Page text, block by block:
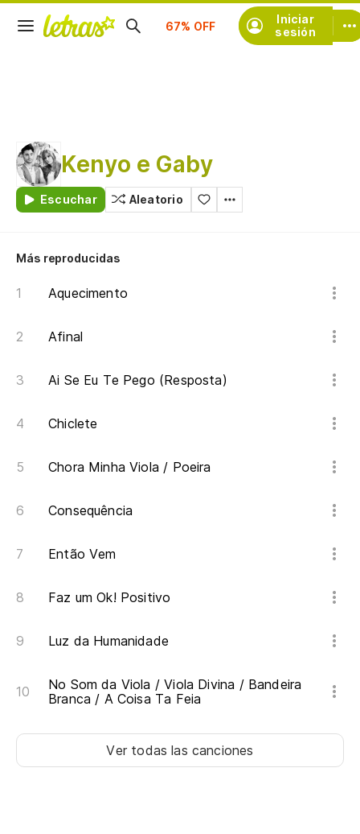
Iniciar
sesión
Suscríbete
Kenyo e Gaby
Escuchar Aleatorio
Más reproducidas
Aquecimento
Afinal
Ai Se Eu Te Pego (Resposta)
Chiclete
Chora Minha Viola / Poeira
Consequência
Então Vem
Faz um Ok! Positivo
Luz da Humanidade
No Som da Viola / Viola Divina / Bandeira
Branca / A Coisa Ta Feia
Ver todas las canciones